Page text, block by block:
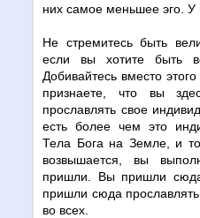
них самое меньшее эго. У
Не стремитесь быть
если вы хотите быть
Добивайтесь вместо
признаете, что вы
прославлять свое
есть более чем это
Тела Бога на Земле, и
возвышается, вы
пришли. Вы пришли
пришли сюда
во всех.